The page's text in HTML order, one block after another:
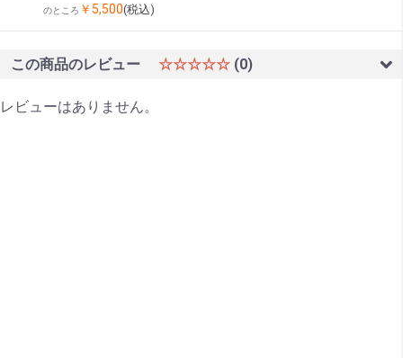
のところ ￥5,500(税込)
この商品のレビュー ☆☆☆☆☆ (0)
レビューはありません。